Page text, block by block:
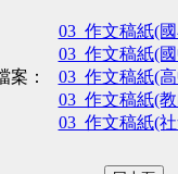
案：
03_作文稿紙(
03_作文稿紙(
03_作文稿紙(
03_作文稿紙(
03_作文稿紙(